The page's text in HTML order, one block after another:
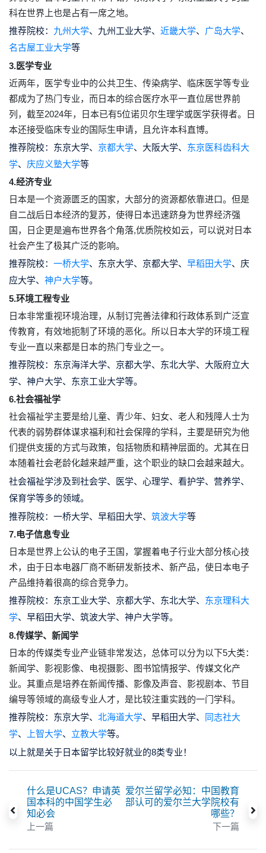
科在世界上也是占有一席之地。
推荐院校： 九州大学、九州工业大学、 近畿大学、 广岛大学、
名古屋工业大学等
3.医学专业
近两年，医学专业中的公共卫生、传染病学、临床医学等专业
都成为了热门专业，而日本的综合医疗水平一直位居世界前
列，截至2024年，日本已有5位诺贝尔生理学或医学获得者。日
本还接受临床专业的国际生申请，且允许本科直博。
推荐院校： 东京大学、 京都大学、大阪大学、 东京医科齿科大
学、 庆应义塾大学等
4.经济专业
日本是一个资源匮乏的国家，大部分的资源都依靠进口。但是
自二战后日本经济的复苏，使得日本迅速跻身为世界经济强
国，日企更是遍布世界各个角落,优质院校如云，可以说对日本
社会产生了极其广泛的影响。
推荐院校： 一桥大学、东京大学、京都大学、 早稻田大学、庆
应大学、 神户大学等。
5.环境工程专业
日本非常重视环境治理，从制订完善法律和行政体系到广泛宣
传教育，有效地扼制了环境的恶化。所以日本大学的环境工程
专业一直以来都是日本的热门专业之一。
推荐院校： 东京海洋大学、京都大学、东北大学、大阪府立大
学、神户大学、东京工业大学等。
6.社会福祉学
社会福祉学主要是给儿童、青少年、妇女、老人和残障人士为
代表的弱势群体谋求福利和社会保障的学科，主要是研究为他
们提供支援的方式与政策，包括物质和精神层面的。尤其在日
本随着社会老龄化越来越严重，这个职业的缺口会越来越大。
社会福祉学涉及到社会学、医学、心理学、看护学、营养学、
保育学等多的领域。
推荐院校： 一桥大学、早稻田大学、 筑波大学等
7.电子信息专业
日本是世界上公认的电子王国，掌握着电子行业大部分核心技
术，由于日本电器厂商不断研发新技术、新产品，使日本电子
产品维持着很高的综合竞争力。
推荐院校： 东京工业大学、京都大学、东北大学、 东京理科大
学、早稻田大学、筑波大学、神户大学等。
8.传媒学、新闻学
日本的传媒类专业产业链非常发达，总体可以分为以下5大类：
新闻学、影视影像、电视摄影、图书馆情报学、传媒文化产
业。其重点是培养在新闻传播、影像及声音、影视剧本、节目
编导等领域的高级专业人才，是比较注重实践的一门学科。
推荐院校： 东京大学、 北海道大学、早稻田大学、
同志社大
学、 上智大学、 立教大学等。
以上就是关于日本留学比较好就业的8类专业！
什么是UCAS？申请英
国本科的中国学生必
知必会
上一篇
爱尔兰留学必知：中国教育
部认可的爱尔兰大学院校有
哪些？
下一篇